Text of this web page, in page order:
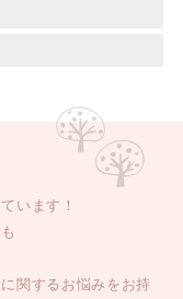
います！
関するお悩みをお持